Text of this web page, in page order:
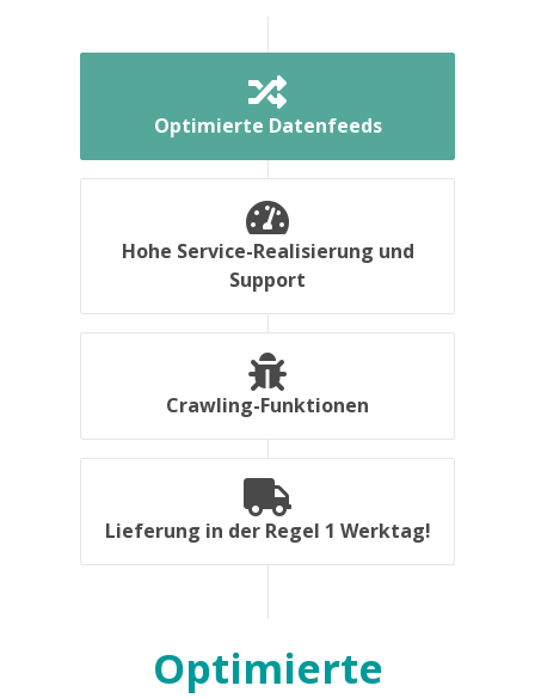
Optimierte Datenfeeds
Hohe Service-Realisierung und
Support
Crawling-Funktionen
Lieferung in der Regel 1 Werktag!
Optimierte